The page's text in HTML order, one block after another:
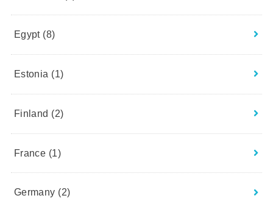
Egypt (8)
Estonia (1)
Finland (2)
France (1)
Germany (2)